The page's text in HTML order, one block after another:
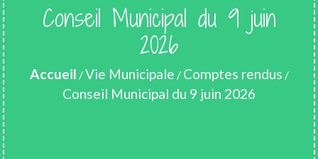
Conseil Municipal du 9 juin
2026
Accueil /Vie Municipale / Comptes rendus /
Conseil Municipal du 9 juin 2026